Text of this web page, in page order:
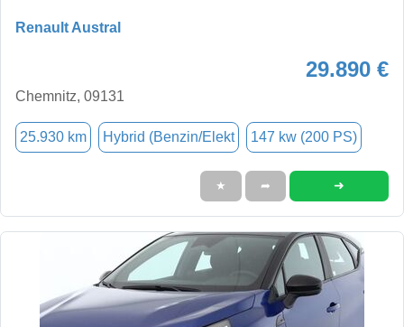
Renault Austral
29.890 €
Chemnitz, 09131
25.930 km Hybrid (Benzin/Elekt 147 kw (200 PS)
★ ➦ ➜